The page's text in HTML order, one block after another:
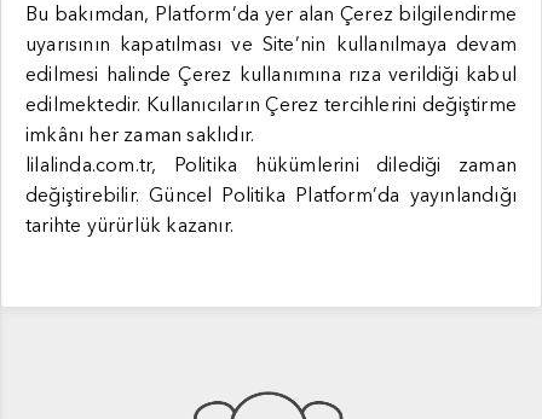
Bu bakımdan, Platform’da yer alan Çerez bilgilendirme
uyarısının kapatılması ve Site’nin kullanılmaya devam
edilmesi halinde Çerez kullanımına rıza verildiği kabul
edilmektedir. Kullanıcıların Çerez tercihlerini değiştirme
imkânı her zaman saklıdır.
lilalinda.com.tr, Politika hükümlerini dilediği zaman
değiştirebilir. Güncel Politika Platform’da yayınlandığı
tarihte yürürlük kazanır.